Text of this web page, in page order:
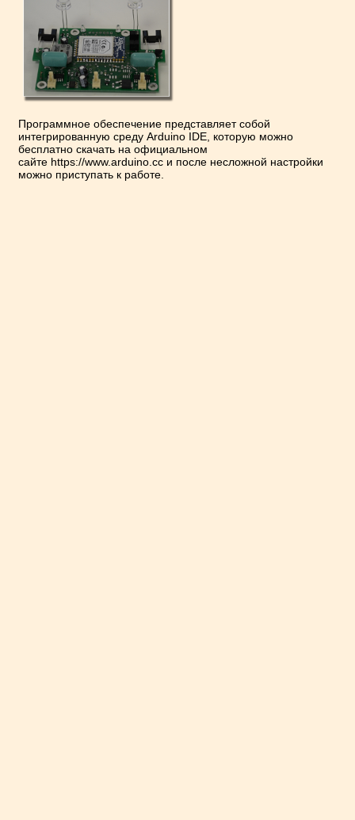
Программное обеспечение представляет собой
интегрированную среду Arduino IDE, которую можно
бесплатно скачать на официальном
сайте https://www.arduino.ccи после несложной настройки
можно приступать к работе.